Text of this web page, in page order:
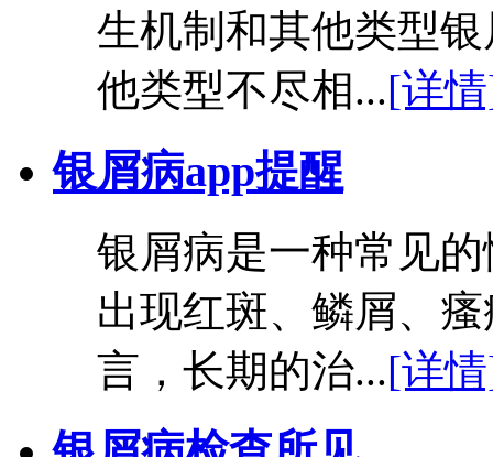
生机制和其他类型
他类型不尽相...[详
银屑病app提醒
银屑病是一种常见
出现红斑、鳞屑、
言，长期的治...[详